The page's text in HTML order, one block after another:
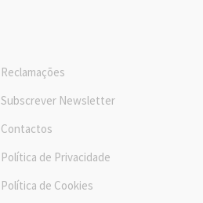
Reclamações
Subscrever Newsletter
Contactos
Política de Privacidade
Política de Cookies